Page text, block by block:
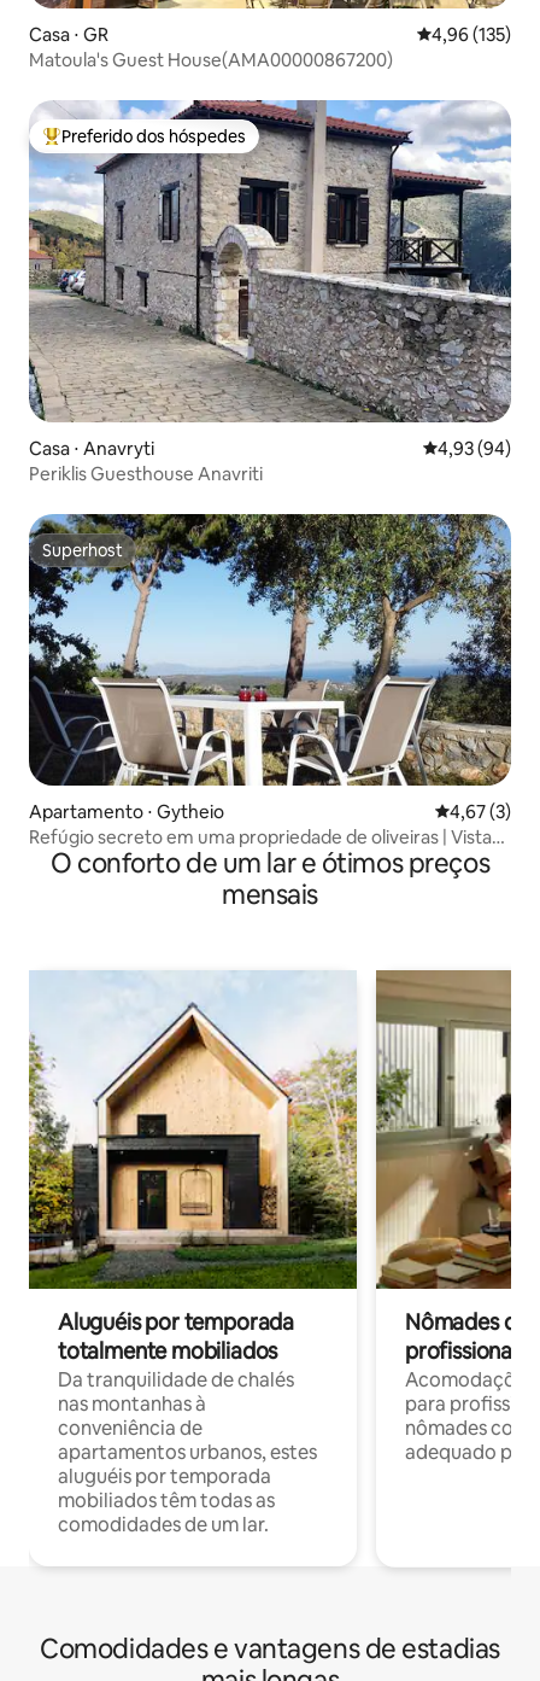
Casa ⋅ GR 4,96 de uma
4,96 (135)
Matoula's Guest House(ΑΜΑ00000867200)
Entre os melhores preferidos dos hóspedes
Preferido dos hóspedes
Casa ⋅ Anavryti 4,93 de uma
4,93 (94)
Periklis Guesthouse Anavriti
Superhost
Superhost
Apartamento ⋅ Gytheio 4,67 de
4,67 (3)
Refúgio secreto em uma propriedade de oliveiras | Vistas
deslumbrantes
O conforto de um lar e ótimos preços
mensais
Aluguéis por temporada
totalmente mobiliados
Da tranquilidade de chalés
nas montanhas à
conveniência de
apartamentos urbanos, estes
aluguéis por temporada
mobiliados têm todas as
comodidades de um lar.
Nômades
profissionais
para
nômades com
adequado
Comodidades e vantagens de estadias